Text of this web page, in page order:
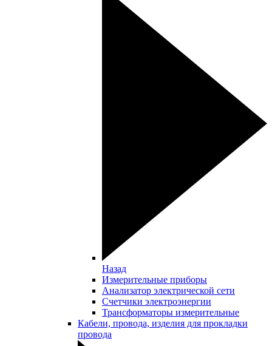
Назад
Измерительные приборы
Анализатор электрической сети
Счетчики электроэнергии
Трансформаторы измерительные
Кабели, провода, изделия для прокладки
провода